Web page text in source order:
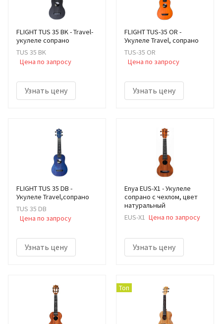
FLIGHT TUS 35 BK - Travel-
укулеле сопрано
TUS 35 BK
Цена по запросу
Узнать цену
FLIGHT TUS-35 OR -
Укулеле Travel, сопрано
TUS-35 OR
Цена по запросу
Узнать цену
FLIGHT TUS 35 DB -
Укулеле Travel,сопрано
TUS 35 DB
Цена по запросу
Узнать цену
Enya EUS-X1 - Укулеле
сопрано с чехлом, цвет
натуральный
EUS-X1 Цена по запросу
Узнать цену
Топ